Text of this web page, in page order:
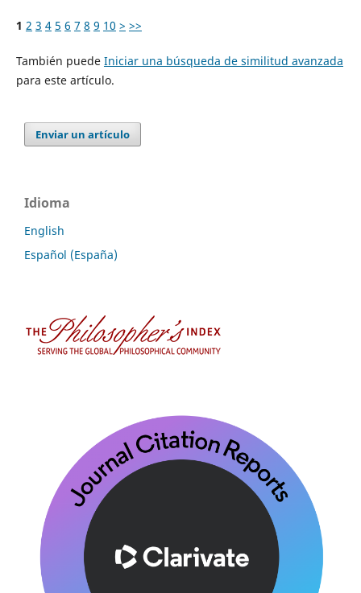
1 2 3 4 5 6 7 8 9 10 > >>
También puede Iniciar una búsqueda de similitud avanzada
para este artículo.
Enviar un artículo
Idioma
English
Español (España)